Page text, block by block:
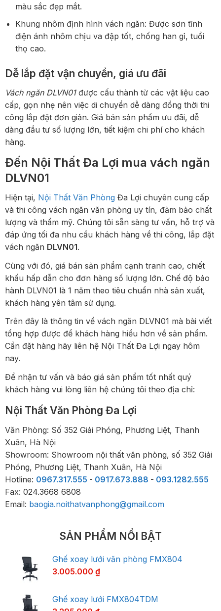
màu sắc đẹp mắt.
Khung nhôm định hình vách ngăn: Được sơn tĩnh
điện ánh nhôm chịu va đập tốt, chống han gỉ, tuổi
thọ cao.
Dễ lắp đặt vận chuyển, giá ưu đãi
Vách ngăn DLVN01 được cấu thành từ các vật liệu cao
cấp, gọn nhẹ nên việc di chuyển dễ dàng đồng thời thi
công lắp đặt đơn giản. Giá bán sản phẩm ưu đãi, dễ
dàng đầu tư số lượng lớn, tiết kiệm chi phí cho khách
hàng.
Đến Nội Thất Đa Lợi mua vách ngăn
DLVN01
Hiện tại, Nội Thất Văn Phòng Đa Lợi chuyên cung cấp
và thi công vách ngăn văn phòng uy tín, đảm bảo chất
lượng và thẩm mỹ. Chúng tôi sẵn sàng tư vấn, hỗ trợ và
đáp ứng tối đa nhu cầu khách hàng về thi công, lắp đặt
vách ngăn DLVN01.
Cùng với đó, giá bán sản phẩm cạnh tranh cao, chiết
khấu hấp dẫn cho đơn hàng số lượng lớn. Chế độ bảo
hành DLVN01 là 1 năm theo tiêu chuẩn nhà sản xuất,
khách hàng yên tâm sử dụng.
Trên đây là thông tin về vách ngăn DLVN01 mà bài viết
tổng hợp được để khách hàng hiểu hơn về sản phẩm.
Cần đặt hàng hãy liên hệ Nội Thất Đa Lợi ngay hôm
nay.
Để nhận tư vấn và báo giá sản phẩm tốt nhất quý
khách hàng vui lòng liên hệ chúng tôi theo địa chỉ:
Nội Thất Văn Phòng Đa Lợi
Văn Phòng: Số 352 Giải Phóng, Phương Liệt, Thanh
Xuân, Hà Nội
Showroom: Showroom nội thất văn phòng, số 352 Giải
Phóng, Phương Liệt, Thanh Xuân, Hà Nội
Hotline: 0967.317.555 - 0917.673.888 - 093.1282.555
Fax: 024.3668 6808
Email: baogia.noithatvanphong@gmail.com
SẢN PHẨM NỔI BẬT
Ghế xoay lưới văn phòng FMX804
3.005.000 ₫
Ghế xoay lưới FMX804TDM